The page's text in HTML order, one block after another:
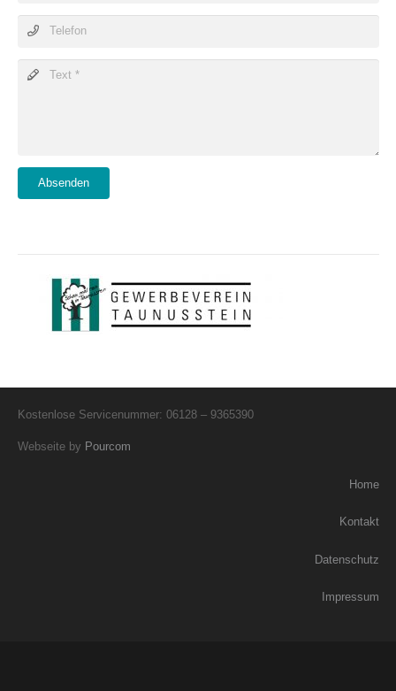
Absenden
Kostenlose Servicenummer: 06128 – 9365390
Webseite by Pourcom
Home
Kontakt
Datenschutz
Impressum